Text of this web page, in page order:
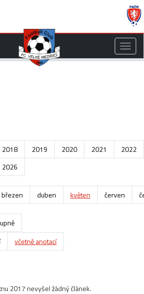
Toggle
2018 2019 2020 2021
2022
2026
březen duben květen červen
včetně anotací
2017 nevyšel žádný článek.